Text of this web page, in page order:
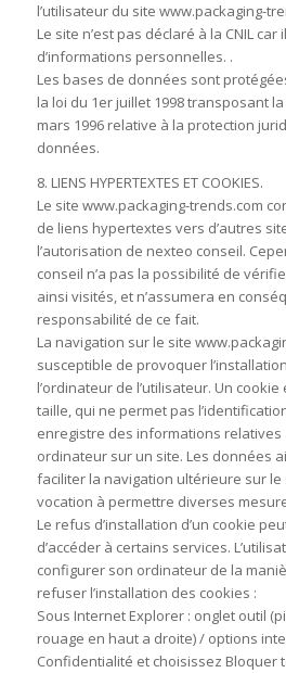
l’utilisateur du site www.packaging-
Le site n’est pas déclaré à la CNIL
d’informations personnelles. .
Les bases de données sont
la loi du 1er juillet 1998 transposant
mars 1996 relative à la protection
données.
8. LIENS HYPERTEXTES ET COOKIES.
Le site www.packaging-trends.com
de liens hypertextes vers d’autres
l’autorisation de nexteo conseil.
conseil n’a pas la possibilité de
ainsi visités, et n’assumera en
responsabilité de ce fait.
La navigation sur le site
susceptible de provoquer
l’ordinateur de l’utilisateur. Un
taille, qui ne permet pas
enregistre des informations relatives
ordinateur sur un site. Les données
faciliter la navigation ultérieure sur le
vocation à permettre diverses
Le refus d’installation d’un cookie
d’accéder à certains services.
configurer son ordinateur de la
refuser l’installation des cookies :
Sous Internet Explorer : onglet outil
rouage en haut a droite) / options
Confidentialité et choisissez Bloquer